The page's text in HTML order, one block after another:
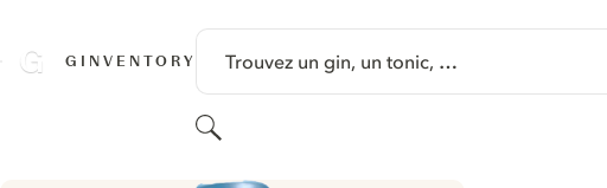
GINVENTORY Trouvez un gin, un tonic, …
Rechercher